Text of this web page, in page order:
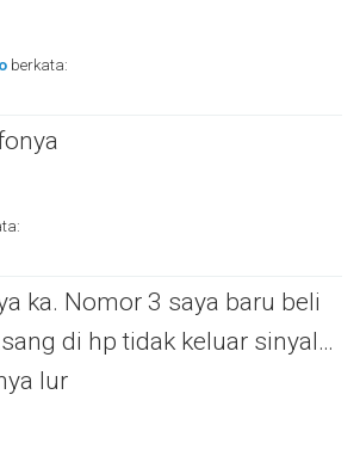
berkata:
ka. Nomor 3 saya baru beli
di hp tidak keluar sinyal…
lur